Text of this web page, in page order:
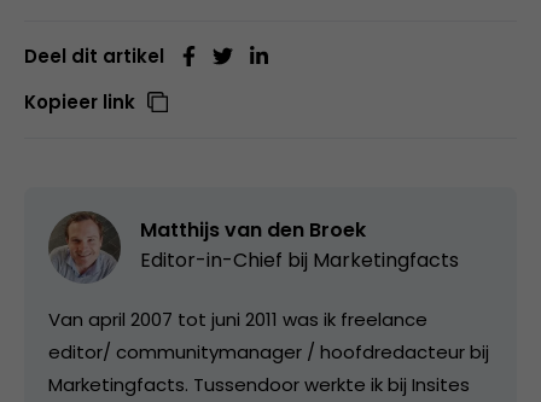
Deel dit artikel
Kopieer link
Matthijs van den Broek
Editor-in-Chief bij Marketingfacts
Van april 2007 tot juni 2011 was ik freelance
editor/ communitymanager / hoofdredacteur bij
Marketingfacts. Tussendoor werkte ik bij Insites